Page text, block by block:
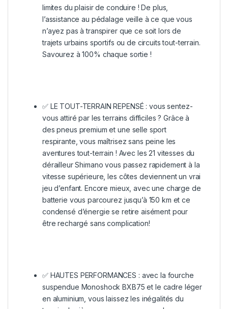
limites du plaisir de conduire ! De plus,
l’assistance au pédalage veille à ce que vous
n’ayez pas à transpirer que ce soit lors de
trajets urbains sportifs ou de circuits tout-terrain.
Savourez à 100% chaque sortie !
✅ LE TOUT-TERRAIN REPENSÉ : vous sentez-
vous attiré par les terrains difficiles ? Grâce à
des pneus premium et une selle sport
respirante, vous maîtrisez sans peine les
aventures tout-terrain ! Avec les 21 vitesses du
dérailleur Shimano vous passez rapidement à la
vitesse supérieure, les côtes deviennent un vrai
jeu d’enfant. Encore mieux, avec une charge de
batterie vous parcourez jusqu’à 150 km et ce
condensé d’énergie se retire aisément pour
être rechargé sans complication!
✅ HAUTES PERFORMANCES : avec la fourche
suspendue Monoshock BXB75 et le cadre léger
en aluminium, vous laissez les inégalités du